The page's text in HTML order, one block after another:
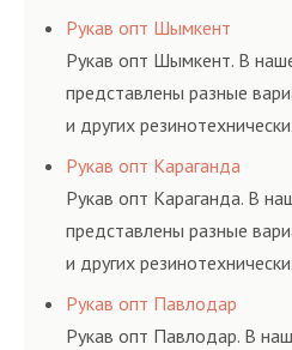
соответствующих ГОСТам,
и нормативам.
Рукав опт Шымкент
Рукав опт Шымкент. В
представлены разные
и других
соответствующих ГОСТам,
и нормативам.
Рукав опт Караганда
Рукав опт Караганда. В
представлены разные
и других
соответствующих ГОСТам,
и нормативам.
Рукав опт Павлодар
Рукав опт Павлодар. В